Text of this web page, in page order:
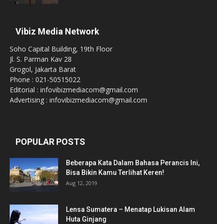
Vibiz Media Network
Soho Capital Building, 19th Floor
Jl. S. Parman Kav 28
Grogol, Jakarta Barat
Phone : 021-50515022
Editorial : infovibizmediacom@gmail.com
Advertising : infovibizmediacom@gmail.com
POPULAR POSTS
Beberapa Kata Dalam Bahasa Perancis Ini,
Bisa Bikin Kamu Terlihat Keren!
Aug 12, 2019
Lensa Sumatera – Menatap Lukisan Alam
Huta Ginjang